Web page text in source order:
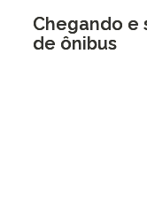
Chegando e
de ônibus